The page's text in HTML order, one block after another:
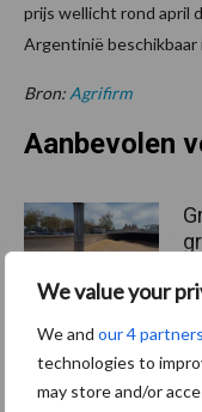
We value your
We and our 4 partners
technologies to
may store and/or
prijs wellicht rond april
Argentinië beschikbaar
Bron: Agrifirm
Aanbevolen
in